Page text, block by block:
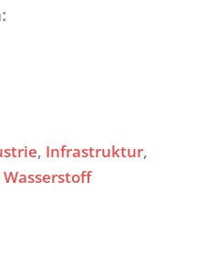
, Infrastruktur
Wasserstoff